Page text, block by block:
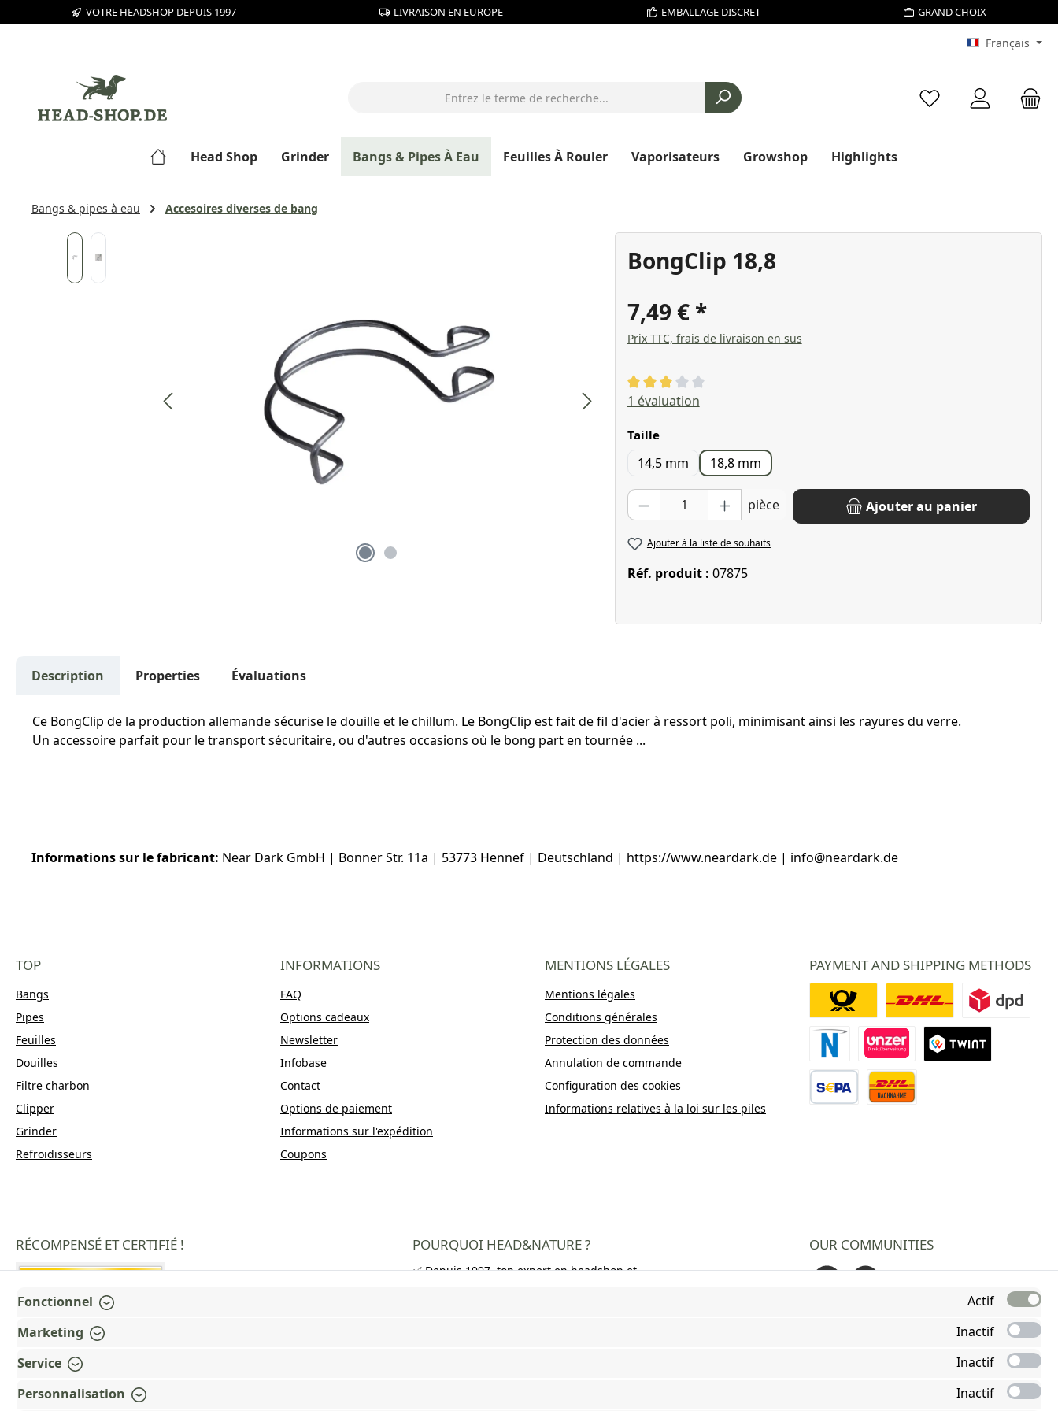
au contenu principal
Passer à la recherche
Passer à la navigation principale
VOTRE HEADSHOP DEPUIS 1997 LIVRAISON EN EUROPE EMBALLAGE DISCRET GRAND CHOIX
Français
Vous avez 0 articles
Head Shop Grinder Bangs & Pipes À Eau Feuilles À Rouler Vaporisateurs Growshop Highlights
Bangs & pipes à eau Accesoires diverses de bang
Ignorer la galerie d'images
BongClip 18,8
7,49 €
Prix TTC, frais de livraison en sus
Note moyenne de 3 sur 5 étoiles
1 évaluation
Sélectionnez
Taille
14,5 mm 18,8 mm
Quantité de produit : Entrez la quantité souhaitée ou utilisez les boutons pour
pièce Ajouter au panier
Ajouter à la liste de souhaits
Réf. produit : 07875
Description Properties Évaluations
Ce BongClip de la production allemande sécurise le douille et le chillum. Le BongClip est fait de fil d'acier à ressort poli, minimisant ainsi les rayures du verre.
Un accessoire parfait pour le transport sécuritaire, ou d'autres occasions où le bong part en tournée ...
Informations sur le fabricant: Near Dark GmbH | Bonner Str. 11a | 53773 Hennef | Deutschland | https://www.neardark.de | info@neardark.de
TOP
Bangs
Pipes
Feuilles
Douilles
Filtre charbon
Clipper
Grinder
Refroidisseurs
INFORMATIONS
FAQ
Options cadeaux
Newsletter
Infobase
Contact
Options de paiement
Informations sur l'expédition
Coupons
MENTIONS LÉGALES
Mentions légales
Conditions générales
Protection des données
Annulation de commande
Configuration des cookies
Informations relatives à la loi sur les piles
PAYMENT AND SHIPPING METHODS
Paiement Novalnet
Virement direct
Deutsche PostDHL DPD
RÉCOMPENSÉ ET CERTIFIÉ ! POURQUOI HEAD&NATURE ?
✅ Depuis 1997, ton expert en headshop et
OUR COMMUNITIES
Fonctionnel
Actif
Marketing
Inactif
Service
Inactif
Personnalisation
Inactif